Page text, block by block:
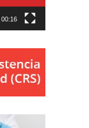
00:16